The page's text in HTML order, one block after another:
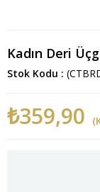
Kadın Deri
Stok Kodu
₺359,90